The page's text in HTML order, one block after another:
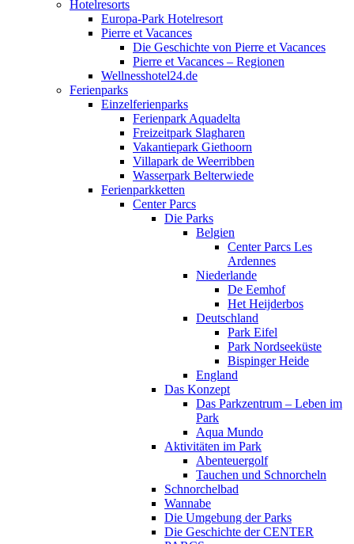
Hotelresorts
Europa-Park Hotelresort
Pierre et Vacances
Die Geschichte von Pierre et Vacances
Pierre et Vacances – Regionen
Wellnesshotel24.de
Ferienparks
Einzelferienparks
Ferienpark Aquadelta
Freizeitpark Slagharen
Vakantiepark Giethoorn
Villapark de Weerribben
Wasserpark Belterwiede
Ferienparkketten
Center Parcs
Die Parks
Belgien
Center Parcs Les
Ardennes
Niederlande
De Eemhof
Het Heijderbos
Deutschland
Park Eifel
Park Nordseeküste
Bispinger Heide
England
Das Konzept
Das Parkzentrum – Leben im
Park
Aqua Mundo
Aktivitäten im Park
Abenteuergolf
Tauchen und Schnorcheln
Schnorchelbad
Wannabe
Die Umgebung der Parks
Die Geschichte der CENTER